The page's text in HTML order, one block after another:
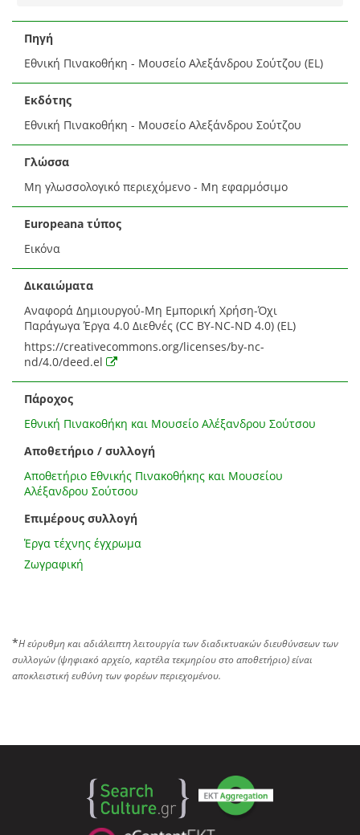
Πηγή
Εθνική Πινακοθήκη - Μουσείο Αλεξάνδρου Σούτζου (EL)
Εκδότης
Εθνική Πινακοθήκη - Μουσείο Αλεξάνδρου Σούτζου
Γλώσσα
Μη γλωσσολογικό περιεχόμενο - Μη εφαρμόσιμο
Europeana τύπος
Εικόνα
Δικαιώματα
Αναφορά Δημιουργού-Μη Εμπορική Χρήση-Όχι
Παράγωγα Έργα 4.0 Διεθνές (CC BY-NC-ND 4.0) (EL)
https://creativecommons.org/licenses/by-nc-
nd/4.0/deed.el
Πάροχος
Εθνική Πινακοθήκη και Μουσείο Αλέξανδρου Σούτσου
Αποθετήριο / συλλογή
Αποθετήριο Εθνικής Πινακοθήκης και Μουσείου
Αλέξανδρου Σούτσου
Επιμέρους συλλογή
Έργα τέχνης έγχρωμα
Ζωγραφική
*Η εύρυθμη και αδιάλειπτη λειτουργία των διαδικτυακών διευθύνσεων των
συλλογών (ψηφιακό αρχείο, καρτέλα τεκμηρίου στο αποθετήριο) είναι
αποκλειστική ευθύνη των φορέων περιεχομένου.